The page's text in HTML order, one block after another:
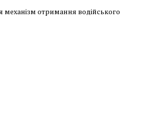
механізм отримання водійського